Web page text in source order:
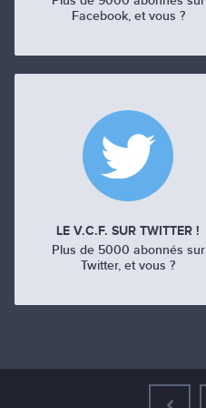
Facebook, et vous ?
LE V.C.F. SUR TWITTER !
Plus de 5000 abonnés sur
Twitter, et vous ?